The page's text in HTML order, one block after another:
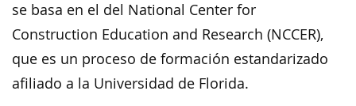
se basa en el del National Center for
Construction Education and Research (NCCER),
que es un proceso de formación estandarizado
afiliado a la Universidad de Florida.